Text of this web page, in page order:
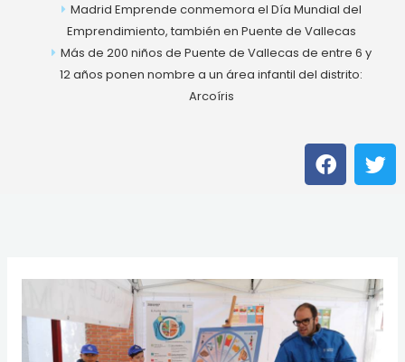
Madrid Emprende conmemora el Día Mundial del
Emprendimiento, también en Puente de Vallecas
Más de 200 niños de Puente de Vallecas de entre 6 y
12 años ponen nombre a un área infantil del distrito:
Arcoíris
F
a
c
o
k
T
w
i
r